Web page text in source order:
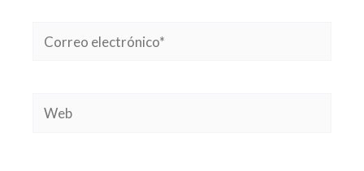
Correo
Web